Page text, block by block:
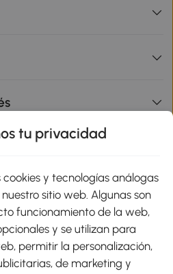
tu privacidad
y tecnologías análogas
sitio web. Algunas son
funcionamiento de la web,
y se utilizan para
permitir la personalización,
de marketing y